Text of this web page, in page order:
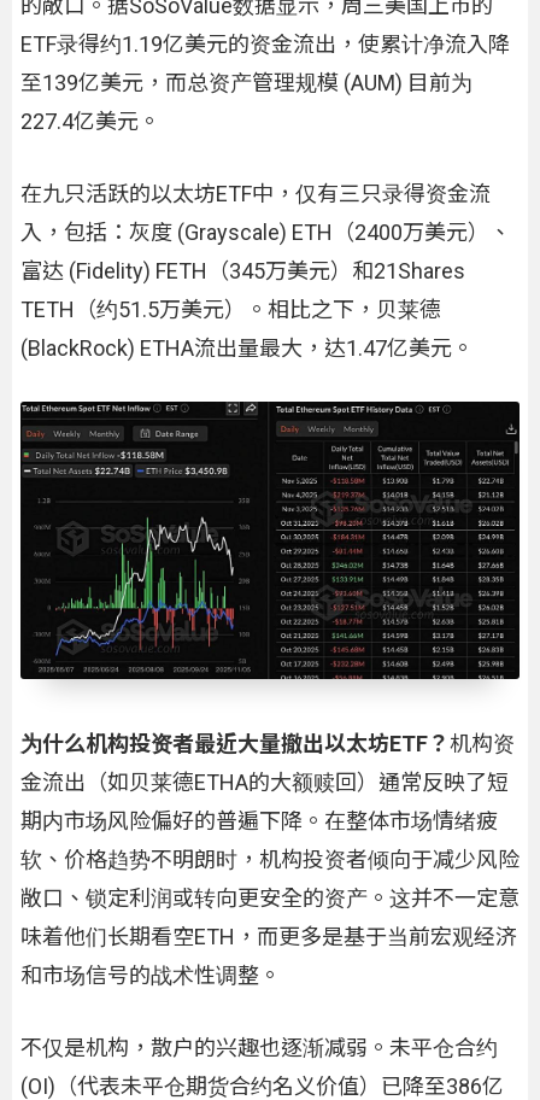
的敞口。据SoSoValue数据显示，周三美国上市的
ETF录得约1.19亿美元的资金流出，使累计净流入降
至139亿美元，而总资产管理规模 (AUM) 目前为
227.4亿美元。
在九只活跃的以太坊ETF中，仅有三只录得资金流
入，包括：灰度 (Grayscale) ETH（2400万美元）、
富达 (Fidelity) FETH（345万美元）和21Shares
TETH（约51.5万美元）。相比之下，贝莱德
(BlackRock) ETHA流出量最大，达1.47亿美元。
为什么机构投资者最近大量撤出以太坊ETF？机构资
金流出（如贝莱德ETHA的大额赎回）通常反映了短
期内市场风险偏好的普遍下降。在整体市场情绪疲
软、价格趋势不明朗时，机构投资者倾向于减少风险
敞口、锁定利润或转向更安全的资产。这并不一定意
味着他们长期看空ETH，而更多是基于当前宏观经济
和市场信号的战术性调整。
不仅是机构，散户的兴趣也逐渐减弱。未平仓合约
(OI)（代表未平仓期货合约名义价值）已降至386亿